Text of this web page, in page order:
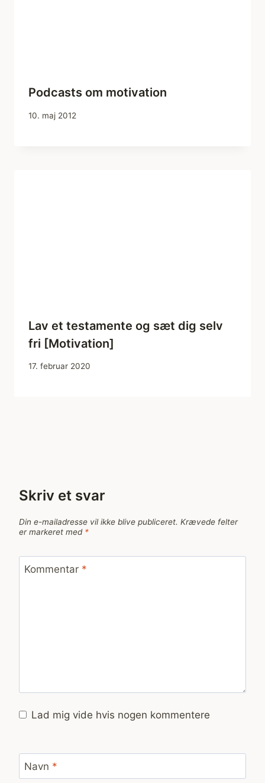
Podcasts om motivation
10. maj 2012
Lav et testamente og sæt dig selv
fri [Motivation]
17. februar 2020
Skriv et svar
Din e-mailadresse vil ikke blive publiceret. Krævede felter
er markeret med *
Kommentar *
Lad mig vide hvis nogen kommentere
Navn *